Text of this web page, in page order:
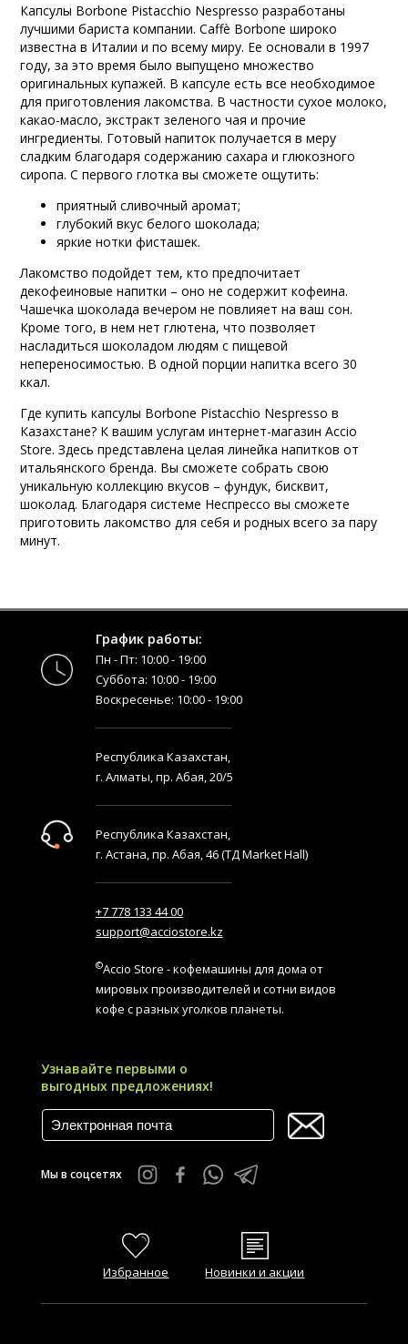
Капсулы Borbone Pistacchio Nespresso разработаны
лучшими бариста компании. Caffè Borbone широко
известна в Италии и по всему миру. Ее основали в 1997
году, за это время было выпущено множество
оригинальных купажей. В капсуле есть все необходимое
для приготовления лакомства. В частности сухое молоко,
какао-масло, экстракт зеленого чая и прочие
ингредиенты. Готовый напиток получается в меру
сладким благодаря содержанию сахара и глюкозного
сиропа. С первого глотка вы сможете ощутить:
приятный сливочный аромат;
глубокий вкус белого шоколада;
яркие нотки фисташек.
Лакомство подойдет тем, кто предпочитает
декофеиновые напитки – оно не содержит кофеина.
Чашечка шоколада вечером не повлияет на ваш сон.
Кроме того, в нем нет глютена, что позволяет
насладиться шоколадом людям с пищевой
непереносимостью. В одной порции напитка всего 30
ккал.
Где купить капсулы Borbone Pistacchio Nespresso в
Казахстане? К вашим услугам интернет-магазин Accio
Store. Здесь представлена целая линейка напитков от
итальянского бренда. Вы сможете собрать свою
уникальную коллекцию вкусов – фундук, бисквит,
шоколад. Благодаря системе Неспрессо вы сможете
приготовить лакомство для себя и родных всего за пару
минут.
График работы:
Пн - Пт: 10:00 - 19:00
Суббота: 10:00 - 19:00
Воскресенье: 10:00 - 19:00
Республика Казахстан,
г. Алматы, пр. Абая, 20/5
Республика Казахстан,
г. Астана, пр. Абая, 46 (ТД Market Hall)
+7 778 133 44 00
support@acciostore.kz
©Accio Store - кофемашины для дома от
мировых производителей и сотни видов
кофе с разных уголков планеты.
Узнавайте первыми о
выгодных предложениях!
Мы в соцсетях
Избранное Новинки и акции